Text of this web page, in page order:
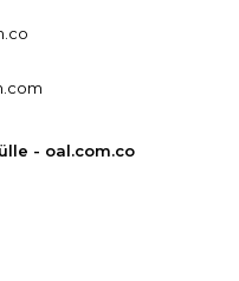
- oal.com.co